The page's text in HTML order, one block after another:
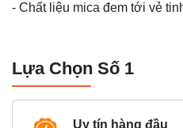
- Chất liệu mica đem tới vẻ
Lựa Chọn Số 1
Uy tín hàng đầu